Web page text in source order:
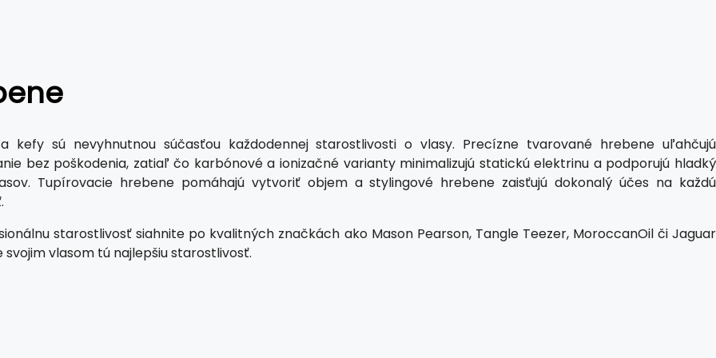
kefy sú nevyhnutnou súčasťou každodennej starostlivosti o vlasy. Precízne tvarované hrebene uľahčujú
bez poškodenia, zatiaľ čo karbónové a ionizačné varianty minimalizujú statickú elektrinu a podporujú hladký
Tupírovacie hrebene pomáhajú vytvoriť objem a stylingové hrebene zaisťujú dokonalý účes na každú
starostlivosť siahnite po kvalitných značkách ako Mason Pearson, Tangle Teezer, MoroccanOil či Jaguar
vlasom tú najlepšiu starostlivosť.